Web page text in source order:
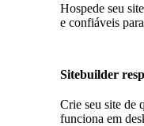
Hospede seu
e confiáveis
Sitebuilder
Crie seu site de
funciona em